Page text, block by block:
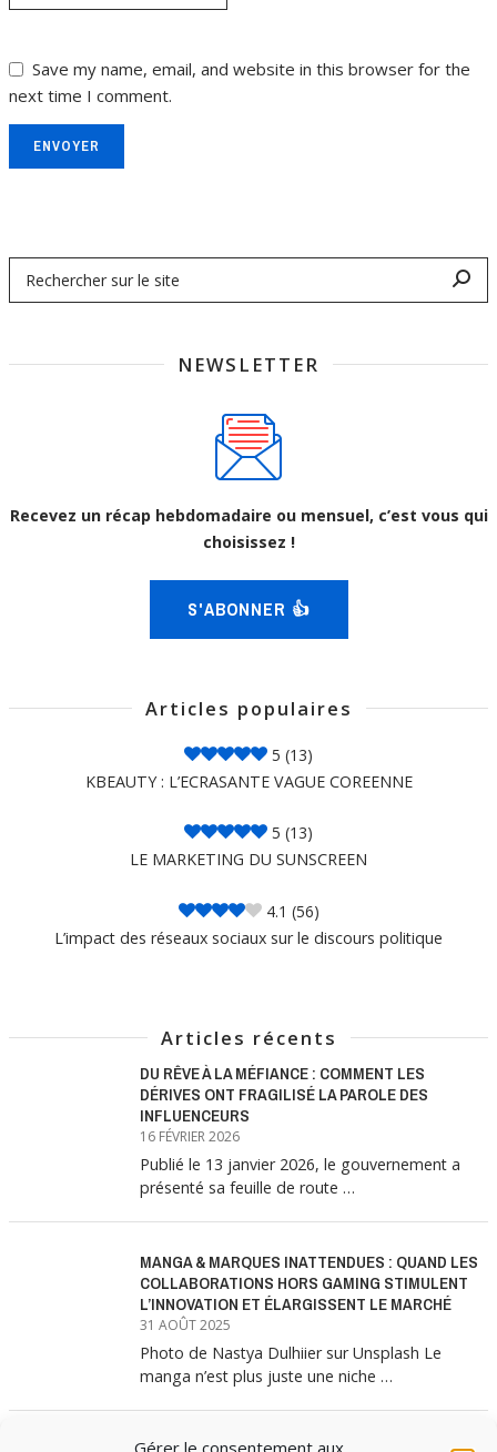
Gérer le consentement aux
Save my name, email, and website in this browser for the
next time I comment.
ENVOYER
NEWSLETTER
Recevez un récap hebdomadaire ou mensuel, c’est vous qui
choisissez !
S'ABONNER 👍
Articles populaires
5 (13)
KBEAUTY : L’ECRASANTE VAGUE COREENNE
5 (13)
LE MARKETING DU SUNSCREEN
4.1 (56)
L’impact des réseaux sociaux sur le discours politique
Articles récents
DU RÊVE À LA MÉFIANCE : COMMENT LES
DÉRIVES ONT FRAGILISÉ LA PAROLE DES
INFLUENCEURS
16 FÉVRIER 2026
Publié le 13 janvier 2026, le gouvernement a
présenté sa feuille de route …
MANGA & MARQUES INATTENDUES : QUAND LES
COLLABORATIONS HORS GAMING STIMULENT
L’INNOVATION ET ÉLARGISSENT LE MARCHÉ
31 AOÛT 2025
Photo de Nastya Dulhiier sur Unsplash Le
manga n’est plus juste une niche …